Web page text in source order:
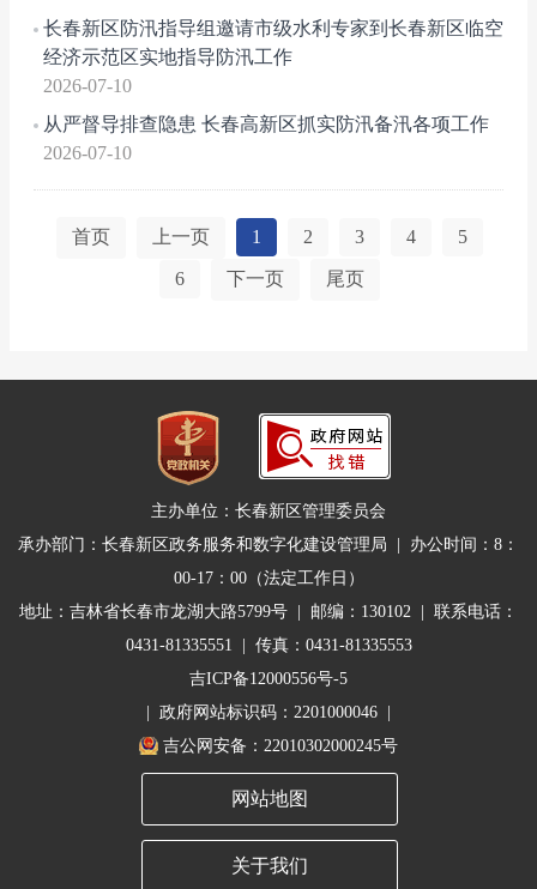
长春新区防汛指导组邀请市级水利专家到长春新区临空
经济示范区实地指导防汛工作
2026-07-10
从严督导排查隐患 长春高新区抓实防汛备汛各项工作
2026-07-10
首页 上一页 1 2 3 4 5
6 下一页 尾页
主办单位：长春新区管理委员会
承办部门：长春新区政务服务和数字化建设管理局 | 办公时间：8：
00-17：00（法定工作日）
地址：吉林省长春市龙湖大路5799号 | 邮编：130102 | 联系电话：
0431-81335551 | 传真：0431-81335553
吉ICP备12000556号-5
| 政府网站标识码：2201000046 |
吉公网安备：22010302000245号
网站地图
关于我们